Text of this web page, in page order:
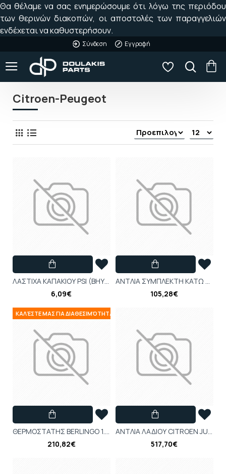
Θα θέλαμε να σας ενημερώσουμε ότι λόγω της περιόδου
των θερινών διακοπών, οι αποστολές των παραγγελιών
ενδέχεται να καθυστερήσουν.
Σύνδεση Εγγραφή
Citroen-Peugeot
ΛΑΣΤΙΧΑ ΚΑΠΑΚΙΟΥ PSI (BHY)-Citroen-Peugeot-1682801580
6,09€
ΑΝΤΛΙΑ ΣΥΜΠΛΕΚΤΗ ΚΑΤΩ CITROEN C2 I , C3 I-Citroen-Peugeot-218216
105,28€
ΚΑΛΈΣΤΕ ΜΑΣ ΓΙΑ ΔΙΑΘΕΣΙΜΌΤΗΤΑ
ΘΕΡΜΟΣΤΑΤΗΣ BERLINGO 1.6 HDi 05--Citroen-Peugeot-1336AF
210,82€
ΑΝΤΛΙΑ ΛΑΔΙΟΥ CITROEN JUMPER 2.2 TDCi-Citroen-Peugeot-9808634180
517,70€